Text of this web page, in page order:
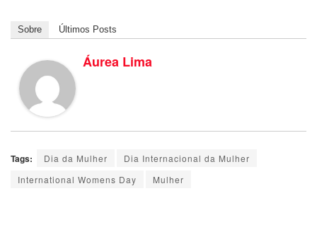
Sobre Últimos Posts
Áurea Lima
Tags: Dia da Mulher
Dia Internacional da Mulher
International Womens Day
Mulher